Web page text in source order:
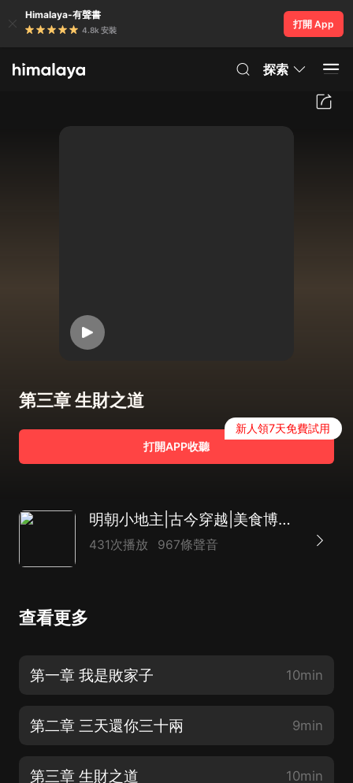
Himalaya-有聲書
4.8k 安裝
打開 App
探索
第三章 生財之道
打開APP收聽
新人領7天免費試用
明朝小地主|古今穿越|美食博主|玩轉明朝|AI多播
431次播放 967條聲音
查看更多
第一章 我是敗家子 10min
第二章 三天還你三十兩 9min
第三章 生財之道 10min